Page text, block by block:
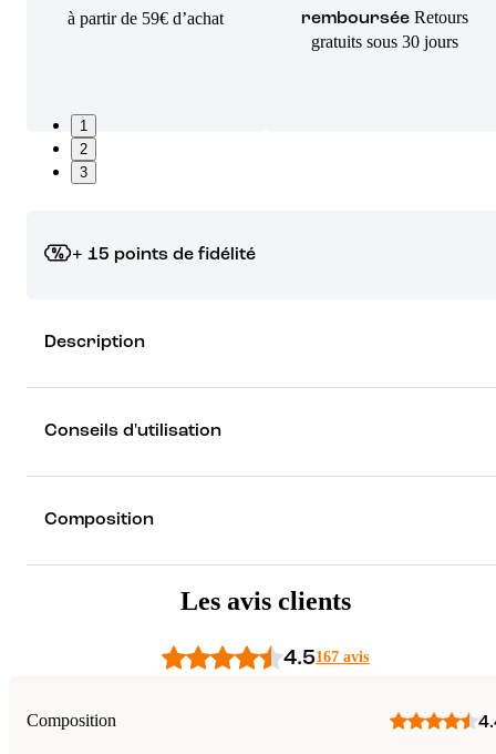
à partir de 59€ d’achat
remboursée Retours
gratuits sous 30 jours
1
2
3
+ 15 points de fidélité
rêver !
Découvrez les récompenses
Description
Conseils d'utilisation
Composition
Les avis clients
4.5167 avis
Composition